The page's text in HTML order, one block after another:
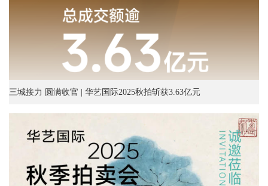
三城接力 圆满收官 | 华艺国际2025秋拍斩获3.63亿元